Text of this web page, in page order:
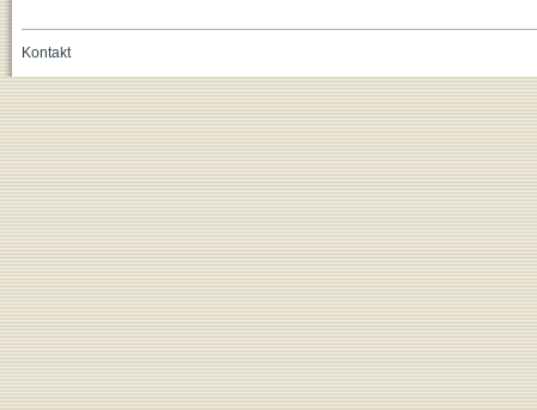
Kontakt